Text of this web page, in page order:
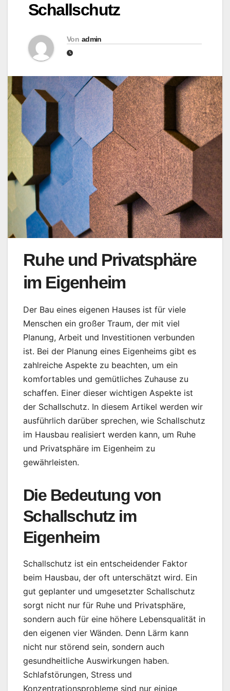
Schallschutz
Von admin
Ruhe und Privatsphäre
im Eigenheim
Der Bau eines eigenen Hauses ist für viele
Menschen ein großer Traum, der mit viel
Planung, Arbeit und Investitionen verbunden
ist. Bei der Planung eines Eigenheims gibt es
zahlreiche Aspekte zu beachten, um ein
komfortables und gemütliches Zuhause zu
schaffen. Einer dieser wichtigen Aspekte ist
der Schallschutz. In diesem Artikel werden wir
ausführlich darüber sprechen, wie Schallschutz
im Hausbau realisiert werden kann, um Ruhe
und Privatsphäre im Eigenheim zu
gewährleisten.
Die Bedeutung von
Schallschutz im
Eigenheim
Schallschutz ist ein entscheidender Faktor
beim Hausbau, der oft unterschätzt wird. Ein
gut geplanter und umgesetzter Schallschutz
sorgt nicht nur für Ruhe und Privatsphäre,
sondern auch für eine höhere Lebensqualität in
den eigenen vier Wänden. Denn Lärm kann
nicht nur störend sein, sondern auch
gesundheitliche Auswirkungen haben.
Schlafstörungen, Stress und
Konzentrationsprobleme sind nur einige